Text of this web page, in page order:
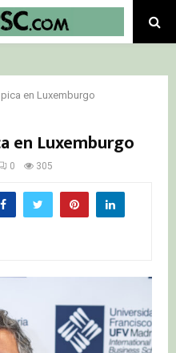
en Luxemburgo
en Luxemburgo
0 305